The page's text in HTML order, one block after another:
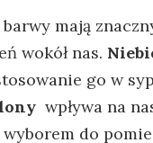
mają⁣
wokół nas.
go w‌
wpływa ‍na​
do⁢